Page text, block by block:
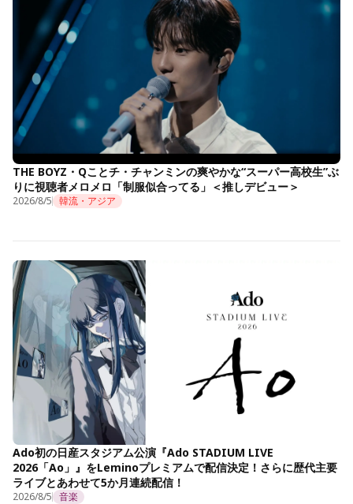
THE BOYZ・Qことチ・チャンミンの爽やかな“スーパー高校生”ぶ
りに視聴者メロメロ「制服似合ってる」＜推しデビュー＞
2026/8/5 韓流・アジア
Ado初の日産スタジアム公演『Ado STADIUM LIVE
2026「Ao」』をLeminoプレミアムで配信決定！さらに歴代主要
ライブとあわせて5か月連続配信！
2026/8/5 音楽